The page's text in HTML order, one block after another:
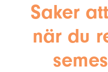
Saker
när du